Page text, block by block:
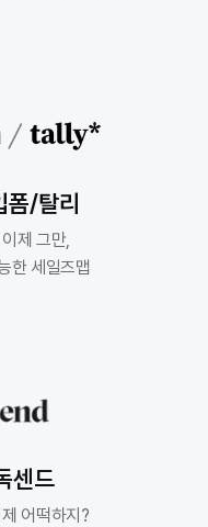
폼/탈리
제 그만,
한 세일즈맵
센드
어떡하지?